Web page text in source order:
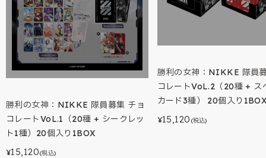
勝利の女神：NIKKE 隊員募集 チョ
コレートVoL.1（20種 + シークレッ
ト1種）20個入り1BOX
¥15,120(税込)
勝利の女神：NIKKE 隊員
コレートVoL.2（20種 + ス
カード3種） 20個入り
¥15,120 (税込)